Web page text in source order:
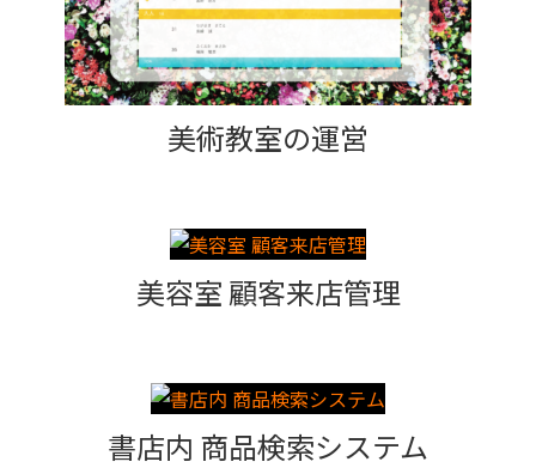
美術教室の運営
美容室 顧客来店管理
書店内 商品検索システム